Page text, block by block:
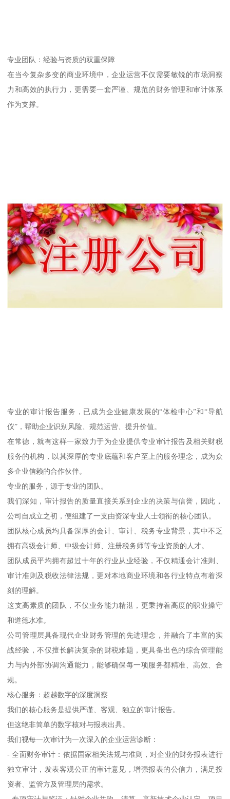
专业团队：经验与资质的双重保障
在当今复杂多变的商业环境中，企业运营不仅需要敏锐的市场洞察
力和高效的执行力，更需要一套严谨、规范的财务管理和审计体系
作为支撑。
专业的审计报告服务，已成为企业健康发展的“体检中心”和“导航
仪”，帮助企业识别风险、规范运营、提升价值。
在常德，就有这样一家致力于为企业提供专业审计报告及相关财税
服务的机构，以其深厚的专业底蕴和客户至上的服务理念，成为众
多企业信赖的合作伙伴。
专业的服务，源于专业的团队。
我们深知，审计报告的质量直接关系到企业的决策与信誉，因此，
公司自成立之初，便组建了一支由资深专业人士领衔的核心团队。
团队核心成员均具备深厚的会计、审计、税务专业背景，其中不乏
拥有高级会计师、中级会计师、注册税务师等专业资质的人才。
团队成员平均拥有超过十年的行业从业经验，不仅精通会计准则、
审计准则及税收法律法规，更对本地商业环境和各行业特点有着深
刻的理解。
这支高素质的团队，不仅业务能力精湛，更秉持着高度的职业操守
和道德水准。
公司管理层具备现代企业财务管理的先进理念，并融合了丰富的实
战经验，不仅擅长解决复杂的财税难题，更具备出色的综合管理能
力与内外部协调沟通能力，能够确保每一项服务都精准、高效、合
规。
核心服务：超越数字的深度洞察
我们的核心服务是提供严谨、客观、独立的审计报告。
但这绝非简单的数字核对与报表出具。
我们视每一次审计为一次深入的企业运营诊断：
- 全面财务审计：依据国家相关法规与准则，对企业的财务报表进行
独立审计，发表客观公正的审计意见，增强报表的公信力，满足投
资者、监管方及管理层的需求。